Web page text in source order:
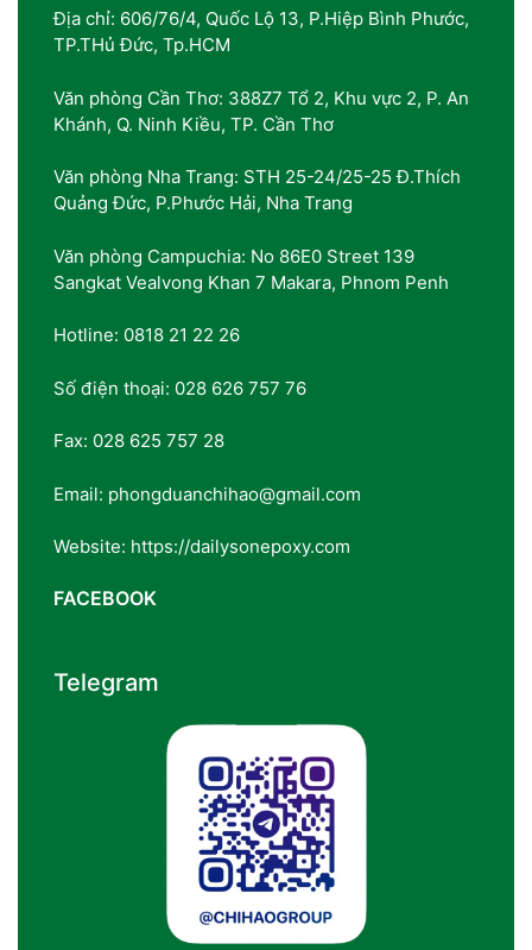
Địa chỉ: 606/76/4, Quốc Lộ 13, P.Hiệp Bình Phước,
TP.THủ Đức, Tp.HCM
Văn phòng Cần Thơ: 388Z7 Tổ 2, Khu vực 2, P. An
Khánh, Q. Ninh Kiều, TP. Cần Thơ
Văn phòng Nha Trang: STH 25-24/25-25 Đ.Thích
Quảng Đức, P.Phước Hải, Nha Trang
Văn phòng Campuchia: No 86E0 Street 139
Sangkat Vealvong Khan 7 Makara, Phnom Penh
Hotline: 0818 21 22 26
Số điện thoại: 028 626 757 76
Fax: 028 625 757 28
Email: phongduanchihao@gmail.com
Website: https://dailysonepoxy.com
FACEBOOK
Telegram